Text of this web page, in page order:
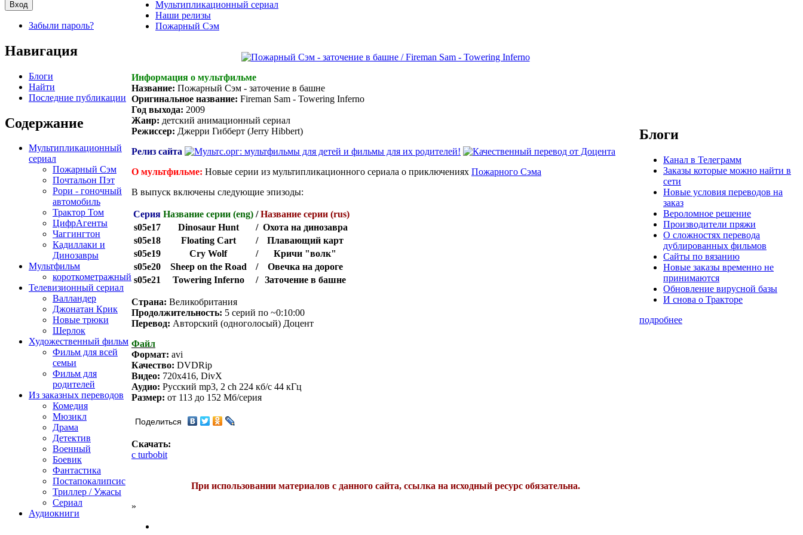
Забыли пароль?
Навигация
Блоги
Найти
Последние публикации
Содержание
Мультипликационный
сериал
Пожарный Сэм
Почтальон Пэт
Рори - гоночный
автомобиль
Трактор Том
ЦифрАгенты
Чаггингтон
Кадиллаки и
Динозавры
Мультфильм
короткометражный
Телевизионный сериал
Валландер
Джонатан Крик
Новые трюки
Шерлок
Художественный фильм
Фильм для всей
семьи
Фильм для
родителей
Из заказных переводов
Комедия
Мюзикл
Драма
Детектив
Военный
Боевик
Фантастика
Постапокалипсис
Триллер / Ужасы
Сериал
Аудиокниги
Мультипликационный сериал
Наши релизы
Пожарный Сэм
Информация о мультфильме
Название: Пожарный Сэм - заточение в башне
Оригинальное название: Fireman Sam - Towering Inferno
Год выхода: 2009
Жанр: детский анимационный сериал
Режиссер: Джерри Гибберт (Jerry Hibbert)
Релиз сайта
О мультфильме: Новые серии из мультипликационного сериала о приключениях Пожарного Сэма
В выпуск включены следующие эпизоды:
Серия Название серии (eng) / Название серии (rus)
s05e17
Dinosaur Hunt / Охота на динозавра
s05e18
Floating Cart /
Плавающий карт
s05e19
Cry Wolf /
Кричи "волк"
s05e20
Sheep on the Road /
Овечка на дороге
s05e21
Towering Inferno / Заточение в башне
Страна: Великобритания
Продолжительность: 5 серий по ~0:10:00
Перевод: Авторский (одноголосый) Доцент
Файл
Формат: avi
Качество: DVDRip
Видео: 720x416, DivX
Аудио: Русский mp3, 2 ch 224 кб/с 44 кГц
Размер: от 113 до 152 Mб/серия
Поделиться
Скачать:
с turbobit
При использовании материалов с данного сайта, ссылка на исходный ресурс обязательна.
»
Блоги
Канал в Телеграмм
Заказы которые можно найти в
сети
Новые условия переводов на
заказ
Вероломное решение
Производители пряжи
О сложностях перевода
дублированных фильмов
Сайты по вязанию
Новые заказы временно не
принимаются
Обновление вирусной базы
И снова о Тракторе
подробнее